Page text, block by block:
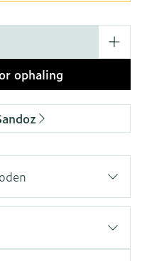
ophaling